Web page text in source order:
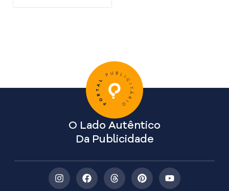
O Lado Autêntico
Da Publicidade